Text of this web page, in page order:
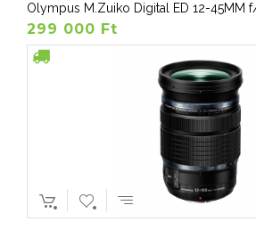
Olympus M.Zuiko Digital ED 12-45MM
299 000 Ft